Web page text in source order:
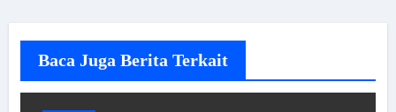
Baca Juga Berita Terkait